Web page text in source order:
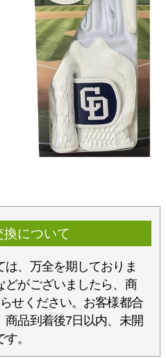
換について
、万全を期しておりま
どがございましたら、商
せください。お客様都合
商品到着後7日以内、未開
。